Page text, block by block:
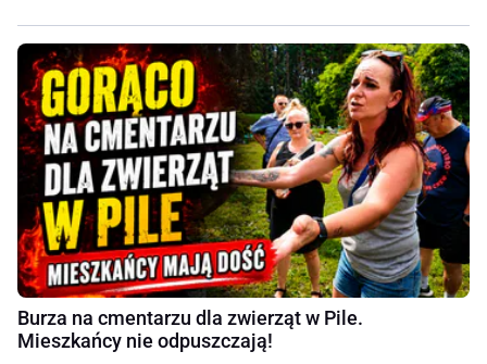
Burza na cmentarzu dla zwierząt w Pile.
Mieszkańcy nie odpuszczają!